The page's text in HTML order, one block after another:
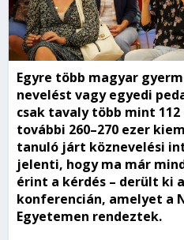
Egyre több magyar
nevelést vagy egyedi
csak tavaly több mint 112
további 260–270 ezer
tanuló járt köznevelési
jelenti, hogy ma már
érint a kérdés – derült ki
konferencián, amelyet a
Egyetemen rendeztek.